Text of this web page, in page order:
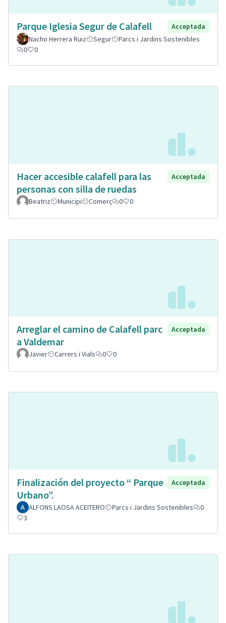
Parque Iglesia Segur de Calafell
Acceptada
Nacho Herrera Ruiz
Segur
Parcs i Jardins Sostenibles
0
0
Hacer accesible calafell para las
personas con silla de ruedas
Acceptada
Beatriz Municipi Comerç 0 0
Arreglar el camino de Calafell parc
a Valdemar
Acceptada
Javier Carrers i Vials 0 0
Finalización del proyecto “ Parque
Urbano”.
Acceptada
ALFONS LAOSA ACEITERO Parcs i Jardins Sostenibles
0
3